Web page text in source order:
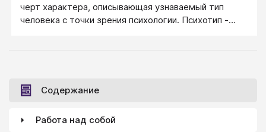
черт характера, описывающая узнаваемый тип
человека с точки зрения психологии. Психотип -
Содержание
Работа над собой